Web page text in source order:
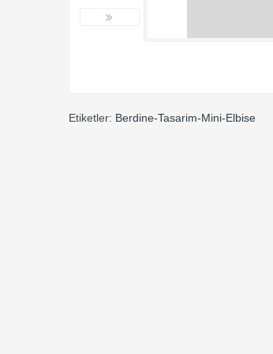
Etiketler: Berdine-Tasarim-Mini-Elbise